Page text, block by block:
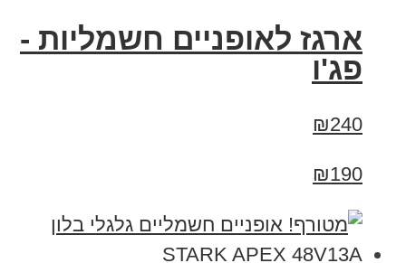
ארגז לאופניים חשמליות -
פג'ו
₪240
₪190